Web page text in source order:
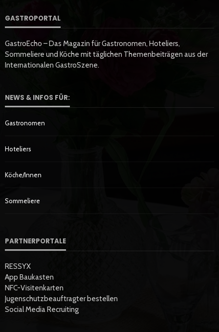
GASTROPORTAL
GastroEcho – Das Magazin für Gastronomen, Hoteliers,
Sommeliere und Köche mit täglichen Themenbeiträgen aus der
Internationalen GastroSzene.
NEWS & INFOS FÜR:
Gastronomen
Hoteliers
Köche/innen
Sommeliere
PARTNERPORTALE
RESSYX
App Baukasten
NFC-Visitenkarten
Jugenschutzbeauftragter bestellen
Social Media Recruiting